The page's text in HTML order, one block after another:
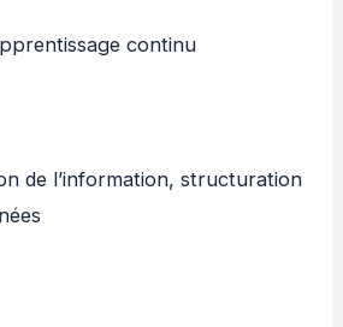
continu
de l’information, structuration